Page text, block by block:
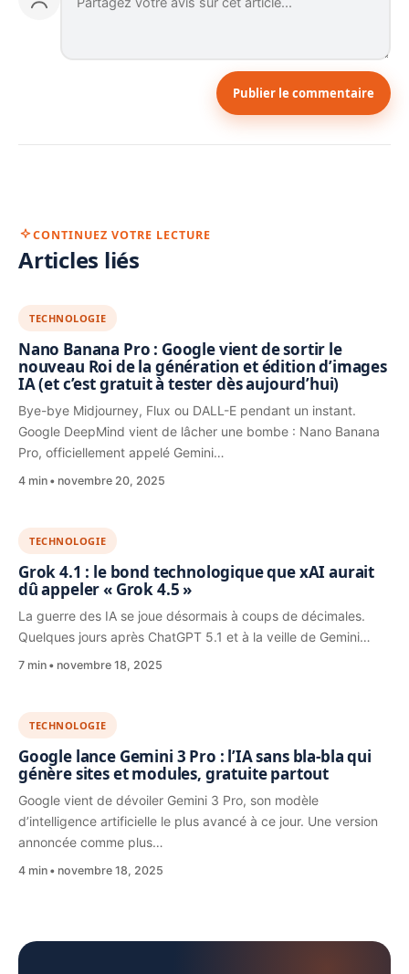
Publier le commentaire
CONTINUEZ VOTRE LECTURE
Articles liés
TECHNOLOGIE
Nano Banana Pro : Google vient de sortir le
nouveau Roi de la génération et édition d’images
IA (et c’est gratuit à tester dès aujourd’hui)
Bye-bye Midjourney, Flux ou DALL-E pendant un instant.
Google DeepMind vient de lâcher une bombe : Nano Banana
Pro, officiellement appelé Gemini…
4 min novembre 20, 2025
TECHNOLOGIE
Grok 4.1 : le bond technologique que xAI aurait
dû appeler « Grok 4.5 »
La guerre des IA se joue désormais à coups de décimales.
Quelques jours après ChatGPT 5.1 et à la veille de Gemini…
7 min novembre 18, 2025
TECHNOLOGIE
Google lance Gemini 3 Pro : l’IA sans bla-bla qui
génère sites et modules, gratuite partout
Google vient de dévoiler Gemini 3 Pro, son modèle
d’intelligence artificielle le plus avancé à ce jour. Une version
annoncée comme plus…
4 min novembre 18, 2025